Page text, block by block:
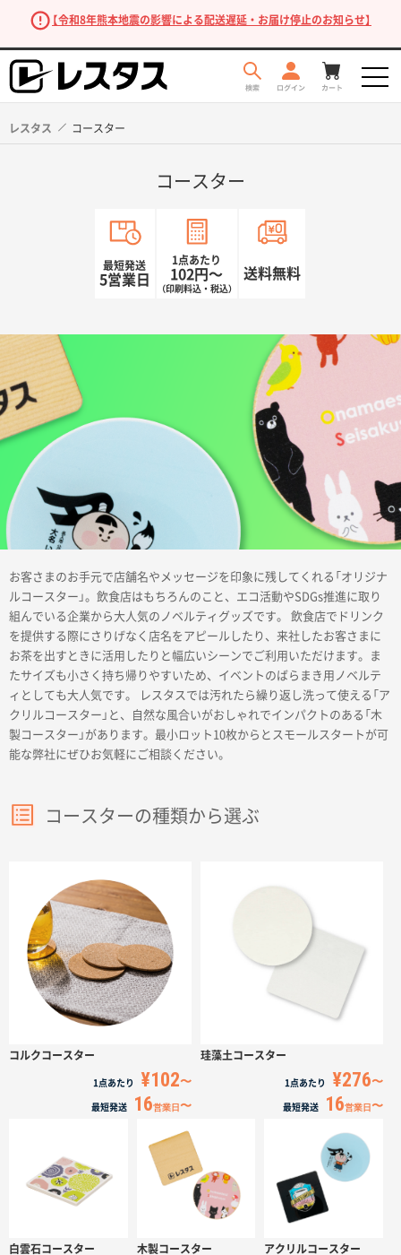
【令和8年熊本地震の影響による配送遅延・お届け停止のお知らせ】
商品カテゴリーから探す
ターゲットから探す
目的・シーンから探す
イベントから探す
印刷色から探す
サイトメニュー
ご注文の流れ
お見積書の作成方法
再注文について
よくあるご質問
レスタス コースター
コースター
最短発送
5営業日
1点あたり
102円〜
（印刷料込・税込）
送料無料
お客さまのお手元で店舗名やメッセージを印象に残してくれる「オリジナ
ルコースター」。飲食店はもちろんのこと、エコ活動やSDGs推進に取り
組んでいる企業から大人気のノベルティグッズです。 飲食店でドリンク
を提供する際にさりげなく店名をアピールしたり、来社したお客さまに
お茶を出すときに活用したりと幅広いシーンでご利用いただけます。ま
たサイズも小さく持ち帰りやすいため、イベントのばらまき用ノベルテ
ィとしても大人気です。 レスタスでは汚れたら繰り返し洗って使える「ア
クリルコースター」と、自然な風合いがおしゃれでインパクトのある「木
製コースター」があります。最小ロット10枚からとスモールスタートが可
能な弊社にぜひお気軽にご相談ください。
コースターの種類から選ぶ
コルクコースター
1点あたり ¥102
最短発送 16営業日
珪藻土コースター
1点あたり ¥276
最短発送 16営業日
白雲石コースター 木製コースター アクリルコースター